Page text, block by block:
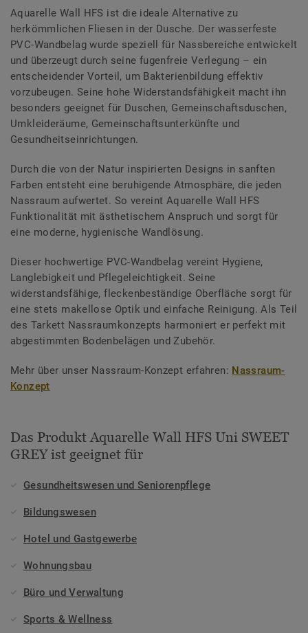
Aquarelle Wall HFS ist die ideale Alternative zu
herkömmlichen Fliesen in der Dusche. Der wasserfeste
PVC-Wandbelag wurde speziell für Nassbereiche entwickelt
und überzeugt durch seine fugenfreie Verlegung – ein
entscheidender Vorteil, um Bakterienbildung effektiv
vorzubeugen. Seine hohe Widerstandsfähigkeit macht ihn
besonders geeignet für Duschen, Gemeinschaftsduschen,
Umkleideräume, Gemeinschaftsunterkünfte und
Gesundheitseinrichtungen.
Durch die von der Natur inspirierten Designs in sanften
Farben entsteht eine beruhigende Atmosphäre, die jeden
Nassraum aufwertet. So vereint Aquarelle Wall HFS
Funktionalität mit ästhetischem Anspruch und sorgt für
eine moderne, hygienische Wandlösung.
Dieser hochwertige PVC-Wandbelag vereint Hygiene,
Langlebigkeit und Pflegeleichtigkeit. Seine
widerstandsfähige, fleckenbeständige Oberfläche sorgt für
eine stets makellose Optik und einfache Reinigung. Als Teil
des Tarkett Nassraumkonzepts harmoniert er perfekt mit
abgestimmten Bodenbelägen und Zubehör.
Mehr über unser Nassraum-Konzept erfahren: Nassraum-
Konzept
Das Produkt Aquarelle Wall HFS Uni SWEET
GREY ist geeignet für
Gesundheitswesen und Seniorenpflege
Bildungswesen
Hotel und Gastgewerbe
Wohnungsbau
Büro und Verwaltung
Sports & Wellness